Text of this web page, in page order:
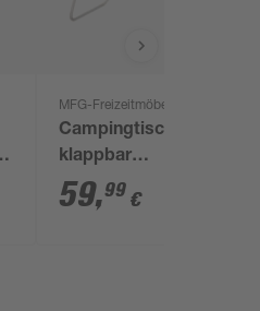
MFG-Freizeitmöbel
Campingtisch
klappbar
Stahl/Kunststoff 60 x
63 x 80 cm
59,99 €